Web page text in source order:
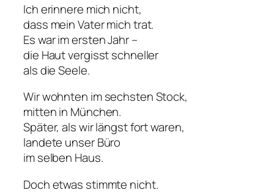
Ich erinnere mich nicht,
dass mein Vater mich trat.
Es war im ersten Jahr –
die Haut vergisst schneller
als die Seele.
Wir wohnten im sechsten Stock,
mitten in München.
Später, als wir längst fort waren,
landete unser Büro
im selben Haus.
Doch etwas stimmte nicht.